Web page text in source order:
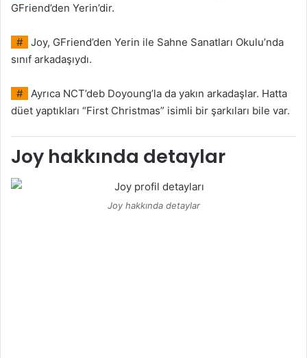
GFriend’den Yerin’dir.
#
Joy, GFriend’den Yerin ile Sahne Sanatları Okulu’nda
sınıf arkadaşıydı.
#
Ayrıca NCT’deb Doyoung’la da yakın arkadaşlar. Hatta
düet yaptıkları “First Christmas” isimli bir şarkıları bile var.
Joy hakkında detaylar
Joy hakkında detaylar